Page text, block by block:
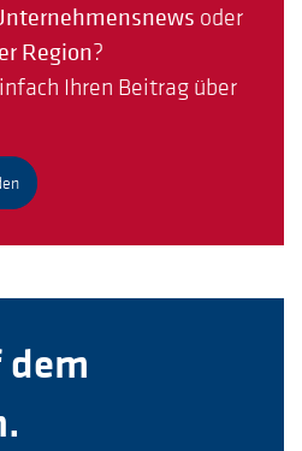
oder
Region?
Ihren Beitrag über